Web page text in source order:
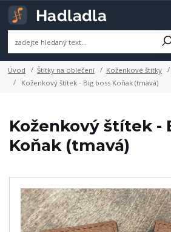
Úvod Štítky na oblečení Koženkové štítky
Koženkový štítek - Big boss Koňak (tmavá)
Koženkový štítek -
Koňak (tmavá)